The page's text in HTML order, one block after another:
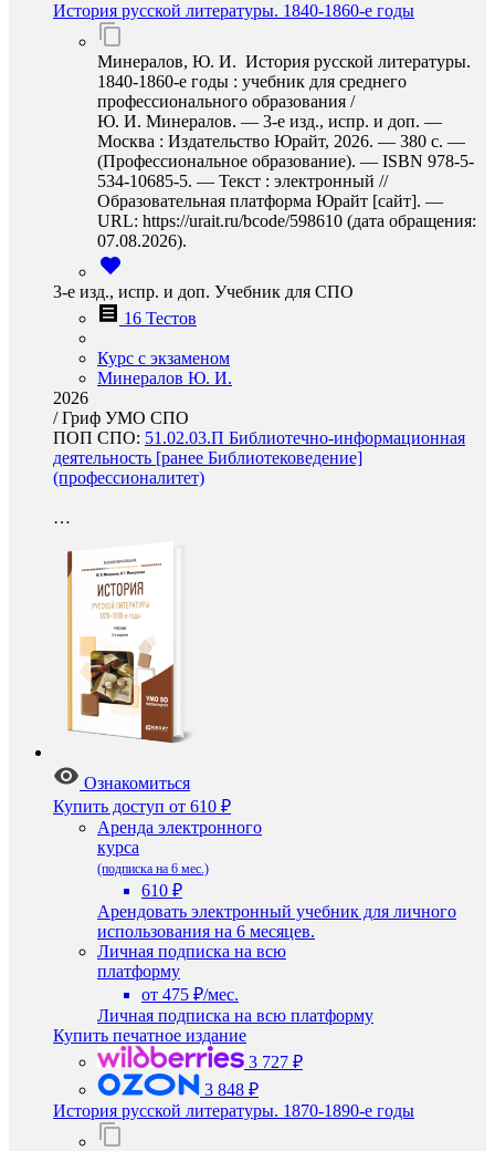
История русской литературы. 1840-1860-е годы
Минералов, Ю. И. История русской литературы.
1840-1860-е годы : учебник для среднего
профессионального образования /
Ю. И. Минералов. — 3-е изд., испр. и доп. —
Москва : Издательство Юрайт, 2026. — 380 с. —
(Профессиональное образование). — ISBN 978-5-
534-10685-5. — Текст : электронный //
Образовательная платформа Юрайт [сайт]. —
URL: https://urait.ru/bcode/598610 (дата обращения:
07.08.2026).
3-е изд., испр. и доп. Учебник для СПО
16 Тестов
Курс с экзаменом
Минералов Ю. И.
2026
/Гриф УМО СПО
ПОП СПО: 51.02.03.П Библиотечно-информационная
деятельность [ранее Библиотековедение]
(профессионалитет)
…
Ознакомиться
Купить доступ от 610 ₽
Аренда электронного
курса
(подписка на 6 мес.)
610 ₽
Арендовать электронный учебник для личного
использования на 6 месяцев.
Личная подписка на всю
платформу
от 475 ₽/мес.
Личная подписка на всю платформу
Купить печатное издание
3 727 ₽
3 848 ₽
История русской литературы. 1870-1890-е годы